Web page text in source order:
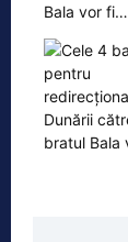
Bala vor fi…